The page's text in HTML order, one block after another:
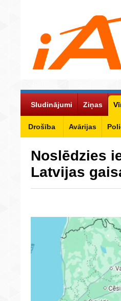
Sludinājumi Ziņas
Drošība Avārijas
Noslēdzies
Latvijas